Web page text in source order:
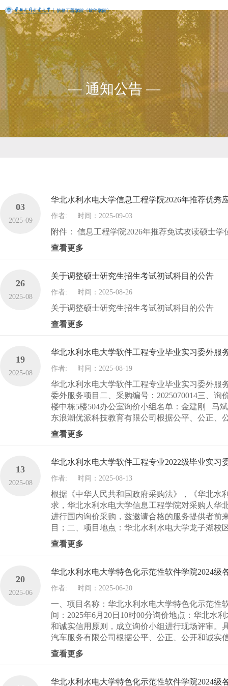
— 通知公告 —
03
2025-09
华北水利水电大学信息工程学院2026年推荐优
作者: 时间：2025-09-03
附件： 信息工程学院2026年推荐免试攻读硕士学
查看更多
26
2025-08
关于调整硕士研究生招生考试初试科目的公告
作者: 时间：2025-08-26
关于调整硕士研究生招生考试初试科目的公告
查看更多
19
2025-08
华北水利水电大学软件工程专业毕业实习委外服
作者: 时间：2025-08-19
华北水利水电大学软件工程专业毕业实习委外服
委外服务项目二、采购编号：2025070014三、
楼中栋5楼504办公室询价小组名单：金建刚 马
东浪潮优派科技教育有限公司根据公平、公正、
查看更多
13
2025-08
华北水利水电大学软件工程专业2022级毕业实习
作者: 时间：2025-08-13
根据《中华人民共和国政府采购法》，《华北水
求，华北水利水电大学信息工程学院对采购人华
进行国内询价采购，兹邀请合格的服务提供者前
目；二、项目地点：华北水利水电大学龙子湖校
查看更多
20
2025-06
华北水利水电大学特色化示范性软件学院2024级
作者: 时间：2025-06-20
一、项目名称：华北水利水电大学特色化示范性
间：2025年6月20日10时00分询价地点：华北水
和诚实信用原则，成立询价小组进行现场评审。
汽车服务有限公司根据公平、公正、公开和诚实
查看更多
华北水利水电大学特色化示范性软件学院2024级